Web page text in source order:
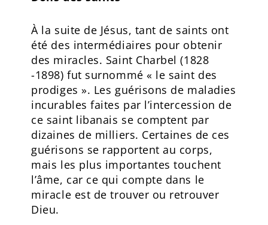
À la suite de Jésus, tant de saints ont
été des intermédiaires pour obtenir
des miracles. Saint Charbel (1828
-1898) fut surnommé « le saint des
prodiges ». Les guérisons de maladies
incurables faites par l’intercession de
ce saint libanais se comptent par
dizaines de milliers. Certaines de ces
guérisons se rapportent au corps,
mais les plus importantes touchent
l’âme, car ce qui compte dans le
miracle est de trouver ou retrouver
Dieu.